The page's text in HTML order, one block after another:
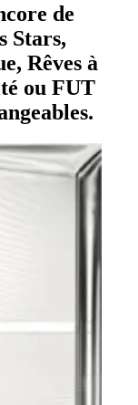
de
Stars,
Rêves à
ou FUT